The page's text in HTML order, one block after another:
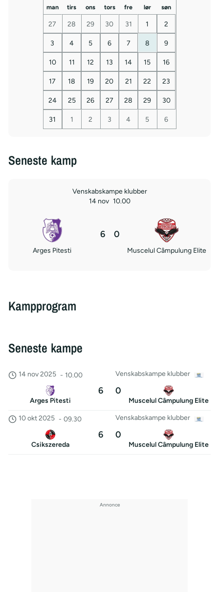
man tirs ons tors fre lør søn
27 28 29 30 31 1 2
3 4 5 6 7 8 9
10 11 12 13 14 15 16
17 18 19 20 21 22 23
24 25 26 27 28 29 30
31 1 2 3 4 5 6
Seneste kamp
Venskabskampe klubber
14 nov 10.00
Arges Pitesti
6 0
Muscelul Câmpulung Elite
Kampprogram
Seneste kampe
Venskabskampe klubber
14 nov 2025 - 10.00
Arges Pitesti
6 0
Muscelul Câmpulung Elite
Venskabskampe klubber
10 okt 2025 - 09.30
Csikszereda
6 0
Muscelul Câmpulung Elite